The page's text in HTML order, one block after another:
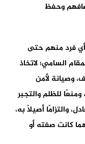
وحفظ
أي فرد منهم حتى
السامي؛ لاتخاذ
وصيانة لأمن
للظلم والتجبر
والتزامًا أصيلاً به،
كانت صفته أو